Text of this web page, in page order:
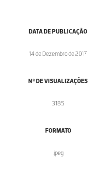
DATA DE PUBLICAÇÃO
14 de Dezembro de 2017
Nº DE VISUALIZAÇÕES
3185
FORMATO
.jpeg